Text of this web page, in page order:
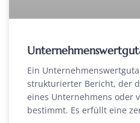
Ein
strukturierter Bericht, der
eines Unternehmens oder
bestimmt. Es erfüllt eine